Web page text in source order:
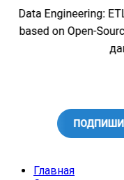
Главная